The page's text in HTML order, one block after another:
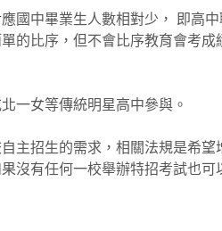
國中畢業生人數相對少， 即高
的比序，但不會比序教育會考
一女等傳統明星高中參與。
主招生的需求，相關法規是希望
沒有任何一校舉辦特招考試也可